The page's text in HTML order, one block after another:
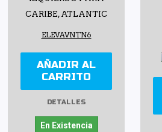
CARIBE, ATLANTIC
ELEVAVNTN6
AÑADIR AL
CARRITO
DETALLES
En Existencia